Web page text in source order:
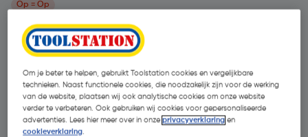
Op = Op
Bahco dop 11mm 1/4"
MerkBahco Productcode: 97879
Om je beter te helpen, gebruikt Toolstation cookies en vergelijkbare
technieken. Naast functionele cookies, die noodzakelijk zijn voor de werking
van de website, plaatsen wij ook analytische cookies om onze website
verder te verbeteren. Ook gebruiken wij cookies voor gepersonaliseerde
advertenties. Lees hier meer over in onzeprivacyverklaring en
cookieverklaring.